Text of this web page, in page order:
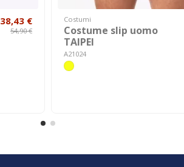
38,43 €
54,90 €
Costumi
Costume slip uomo
TAIPEI
A21024